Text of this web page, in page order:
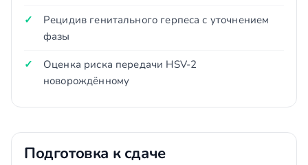
Рецидив генитального герпеса с уточнением
фазы
Оценка риска передачи HSV-2
новорождённому
Подготовка к сдаче